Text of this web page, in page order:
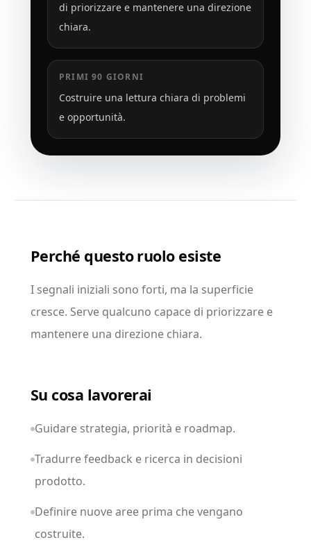
di priorizzare e mantenere una direzione
chiara.
PRIMI 90 GIORNI
Costruire una lettura chiara di problemi
e opportunità.
Perché questo ruolo esiste
I segnali iniziali sono forti, ma la superficie
cresce. Serve qualcuno capace di priorizzare e
mantenere una direzione chiara.
Su cosa lavorerai
Guidare strategia, priorità e roadmap.
Tradurre feedback e ricerca in decisioni
prodotto.
Definire nuove aree prima che vengano
costruite.